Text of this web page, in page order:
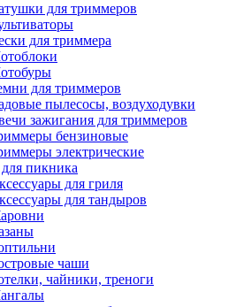
для триммеров
для триммера
для триммеров
пылесосы, воздуходувки
зажигания для триммеров
бензиновые
электрические
пикника
для гриля
для тандыров
чаши
чайники, треноги